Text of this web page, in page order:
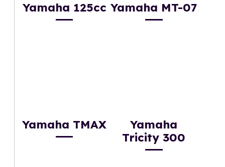
Yamaha 125cc Yamaha MT-07
Yamaha TMAX
Yamaha
Tricity 300